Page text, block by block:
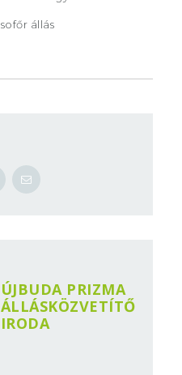
sofőr állás
ÚJBUDA PRIZMA
ÁLLÁSKÖZVETÍTŐ
IRODA